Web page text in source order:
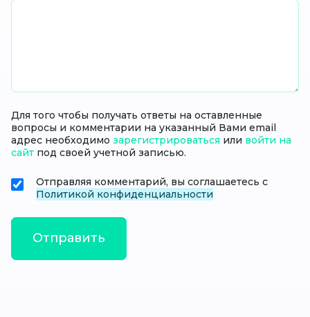
Для того чтобы получать ответы на оставленные
вопросы и комментарии на указанный Вами email
адрес необходимо зарегистрироваться или войти на
сайт под своей учетной записью.
Отправляя комментарий, вы соглашаетесь с
Политикой конфиденциальности